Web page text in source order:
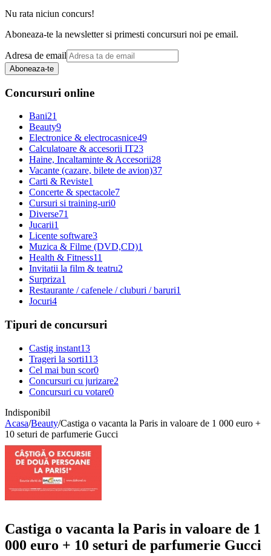
Nu rata niciun concurs!
Aboneaza-te la newsletter si primesti concursuri noi pe email.
Adresa de email
Aboneaza-te
Concursuri online
Bani21
Beauty9
Electronice & electrocasnice49
Calculatoare & accesorii IT23
Haine, Incaltaminte & Accesorii28
Vacante (cazare, bilete de avion)37
Carti & Reviste1
Concerte & spectacole7
Cursuri si training-uri0
Diverse71
Jucarii1
Licente software3
Muzica & Filme (DVD,CD)1
Health & Fitness11
Invitatii la film & teatru2
Surpriza1
Restaurante / cafenele / cluburi / baruri1
Jocuri4
Tipuri de concursuri
Castig instant13
Trageri la sorti113
Cel mai bun scor0
Concursuri cu jurizare2
Concursuri cu votare0
Indisponibil
Acasa/Beauty/Castiga o vacanta la Paris in valoare de 1 000 euro +
10 seturi de parfumerie Gucci
Castiga o vacanta la Paris in valoare de 1
000 euro + 10 seturi de parfumerie Gucci